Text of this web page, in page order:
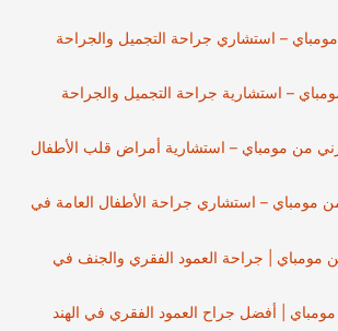
– استشاري جراحة التجميل والجراحة
– استشارية جراحة التجميل والجراحة
من مومباي – استشارية أمراض قلب الأطفال
مومباي – استشاري جراحة الأطفال العامة في
من مومباي | جراحة العمود الفقري والجنف في
مومباي | أفضل جراح العمود الفقري في الهند